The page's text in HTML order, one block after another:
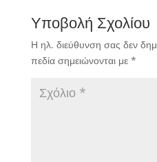
Υποβολή Σχολίου
Η ηλ. διεύθυνση σας δεν
πεδία σημειώνονται με *